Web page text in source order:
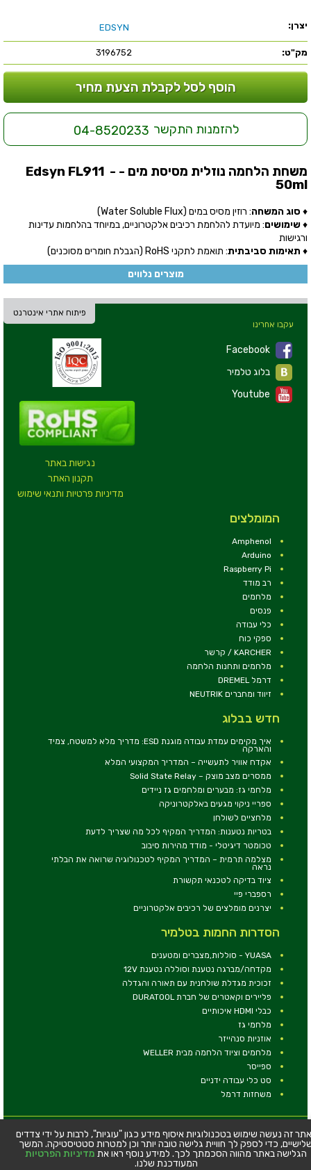
יצרן: EDSYN
מק"ט: 3196752
הוסף לסל לקבלת הצעת מחיר
להזמנות התקשר 04-8520233
משחת הלחמה נוזלית מסיסת מים - Edsyn FL911 -
50ml
♦ סוג המשחה: רוזין מסיס במים (Water Soluble Flux)
♦שימושים: מיועדת להלחמת רכיבים אלקטרוניים, במיוחד בהלחמות עדינות
ורגישות
♦ תאימות סביבתית: תואמת לתקני RoHS (הגבלת חומרים מסוכנים)
מוצרים נלווים
פיתוח אתרי אינטרנט
נגישות באתר
תקנון האתר
מדיניות פרטיות ותנאי שימוש
עקבו אחרינו
Facebook
Youtube
המומלצים
Amphenol
Arduino
Raspberry Pi
רב מודד
מלחמים
פנסים
כלי עבודה
ספקי כוח
KARCHER / קרשר
מלחמים ותחנות הלחמה
דרמל DREMEL
זיווד ומחברים NEUTRIK
חדש בבלוג
איך מקימים עמדת עבודה מוגנת ESD: מדריך מלא למשטח, צמיד
והארקה
אקדח אוויר לתעשייה – המדריך המקצועי המלא
ממסרים מצב מוצק – Solid State Relay
מלחמי גז: מבערים ומלחמים גז ניידים
ספריי ניקוי מגעים באלקטרוניקה
מלחציים לשולחן
בטריות נטענות: המדריך המקיף לכל מה שצריך לדעת
טכומטר דיגיטלי - מודד מהירות סיבוב
מצלמה תרמית – המדריך המקיף לטכנולוגיה שרואה את הבלתי
נראה
ציוד בדיקה לטכנאי תקשורת
רספברי פיי
יצרנים מומלצים של רכיבים אלקטרוניים
הסדרות החמות בטלמיר
YUASA - סוללות,מצברים ומטענים
מקדחה/מברגה נטענת וסוללה נטענת 12V
זכוכית מגדלת שולחנית עם תאורה והגדלה
פליירים וקאטרים של חברת DURATOOL
כבלי HDMI איכותיים
מלחמי גז
אוזניות סנהייזר
מלחמים וציוד הלחמה מבית WELLER
ספייסר
סט כלי עבודה ידניים
משחזות דרמל
© כל הזכויות שמורות - טלמיר אלקטרוניקה בע''מ
כתובת: דרך העצמאות 63, חיפה
טלפון:04-8534564
זה נעשה שימוש בטכנולוגיות איסוף מידע כגון "עוגיות", לרבות על ידי צדדים
כדי לספק לך חוויית גלישה טובה יותר וכן למטרות סטטיסטיקה. המשך
הגלישה באתר מהווה הסכמתך לכך. למידע נוסף ראו את מדיניות הפרטיות
המעודכנת שלנו.